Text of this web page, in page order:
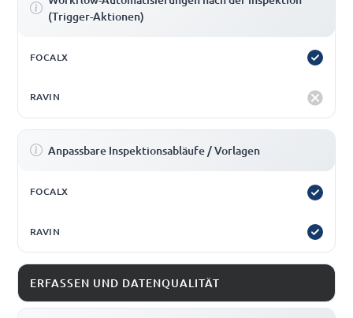
(Trigger-Aktionen)
Anpassbare Inspektionsabläufe / Vorlagen
ERFASSEN UND DATENQUALITÄT